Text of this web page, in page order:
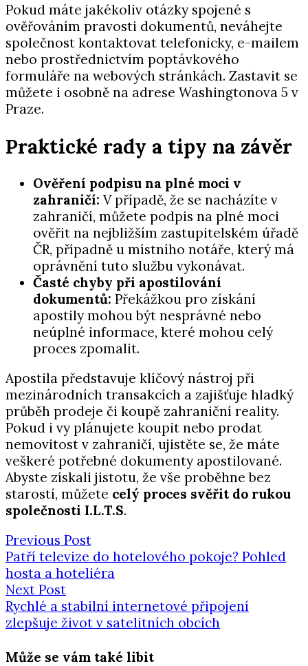
Pokud máte jakékoliv otázky spojené s
ověřováním pravosti dokumentů, neváhejte
společnost kontaktovat telefonicky, e-mailem
nebo prostřednictvím poptávkového
formuláře na webových stránkách. Zastavit se
můžete i osobně na adrese Washingtonova 5 v
Praze.
Praktické rady a tipy na závěr
Ověření podpisu na plné moci v
zahraničí: V případě, že se nacházíte v
zahraničí, můžete podpis na plné moci
ověřit na nejbližším zastupitelském úřadě
ČR, případně u místního notáře, který má
oprávnění tuto službu vykonávat.
Časté chyby při apostilování
dokumentů: Překážkou pro získání
apostily mohou být nesprávné nebo
neúplné informace, které mohou celý
proces zpomalit.
Apostila představuje klíčový nástroj při
mezinárodních transakcích a zajišťuje hladký
průběh prodeje či koupě zahraniční reality.
Pokud i vy plánujete koupit nebo prodat
nemovitost v zahraničí, ujistěte se, že máte
veškeré potřebné dokumenty apostilované.
Abyste získali jistotu, že vše proběhne bez
starostí, můžete celý proces svěřit do rukou
společnosti I.L.T.S.
Previous Post
Patří televize do hotelového pokoje? Pohled
hosta a hoteliéra
Next Post
Rychlé a stabilní internetové připojení
zlepšuje život v satelitních obcích
Může se vám také libit